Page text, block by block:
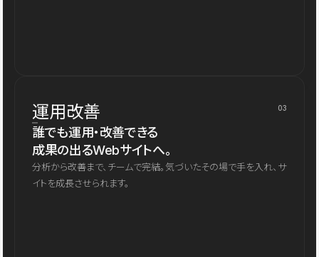
運用改善 03
誰でも運用・改善できる
成果の出るWebサイトへ。
分析から改善まで、チームで完結。気づいたその場で手を入れ、サ
イトを成長させられます。